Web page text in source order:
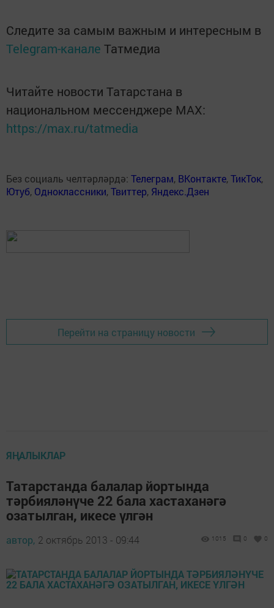
Следите за самым важным и интересным в
Telegram-канале Татмедиа
Читайте новости Татарстана в
национальном мессенджере MАХ:
https://max.ru/tatmedia
Без социаль челтәрләрдә: Телеграм, ВКонтакте,ТикТок,
Ютуб, Одноклассники,Твиттер, Яндекс.Дзен
Перейти на страницу новости
ЯҢАЛЫКЛАР
Татарстанда балалар йортында
тәрбияләнүче 22 бала хастаханәгә
озатылган, икесе үлгән
автор, 2 октябрь 2013 - 09:44 1015 0 0